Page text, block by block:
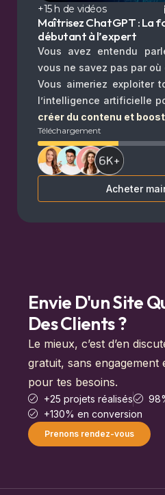
+15 h de vidéos
Maîtrisez ChatGPT : La
débutant à l’expert
Vous avez entendu
vous ne savez pas par où
Vous aimeriez exploiter
l’intelligence artificielle
créer du contenu et
Téléchargement
Acheter
Envie D'un Site
Des Clients ?
Le mieux, c’est d’en
gratuit, sans engagement
pour tes besoins.
+25 projets réalisés
+130% en conversion
Prenons rendez-vous